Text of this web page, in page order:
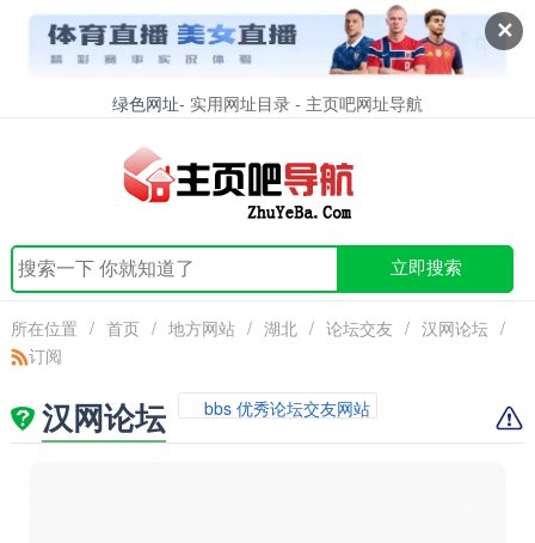
✕
绿色网址- 实用网址目录 - 主页吧网址导航
立即搜索
所在位置 / 首页 / 地方网站 / 湖北 / 论坛交友 / 汉网论坛 /
订阅
汉网论坛 bbs 优秀论坛交友网站